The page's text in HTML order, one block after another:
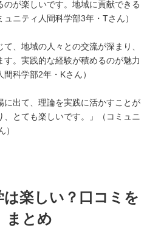
のが楽しいです。地域に貢献できる
ニティ人間科学部3年・Tさん）
て、地域の人々との交流が深まり、
す。実践的な経験が積めるのが魅力
科学部2年・Kさん）
に出て、理論を実践に活かすことが
、とても楽しいです。」（コミュニ
）
は楽しい？口コミを
まとめ